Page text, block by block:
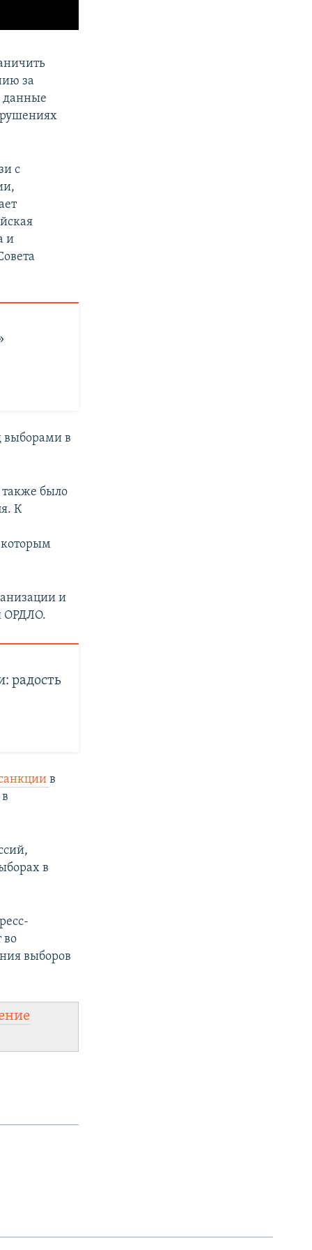
за
данные
с
и
выборами в
также было
К
и
ОРДЛО.
радость
в
в
во
выборов